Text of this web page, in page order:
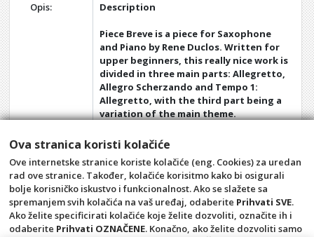
Opis: Description
Piece Breve is a piece for Saxophone
and Piano by Rene Duclos. Written for
upper beginners, this really nice work is
divided in three main parts: Allegretto,
Allegro Scherzando and Tempo 1:
Allegretto, with the third part being a
variation of the main theme.
This piece is really great for
demonstrating the skills acquired as a
beginner for a transition to the upper
level and can also be played in a reci
Opći uvjeti
Pravila privatnosti
Raskid ugovora – povrat
Prigovor potrošača –
Ova stranica koristi kolačiće
Ove internetske stranice koriste kolačiće (eng. Cookies) za uredan
rad ove stranice. Također, kolačiće korisitmo kako bi osigurali
bolje korisničko iskustvo i funkcionalnost. Ako se slažete sa
spremanjem svih kolačića na vaš uređaj, odaberite Prihvati SVE.
Ako želite specificirati kolačiće koje želite dozvoliti, označite ih i
odaberite Prihvati OZNAČENE. Konačno, ako želite dozvoliti samo